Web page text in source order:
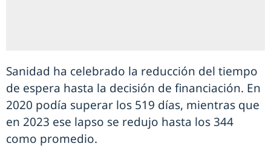
Sanidad ha celebrado la reducción del tiempo
de espera hasta la decisión de financiación. En
2020 podía superar los 519 días, mientras que
en 2023 ese lapso se redujo hasta los 344
como promedio.